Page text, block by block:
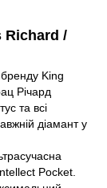
Richard /
King
Річард
та всі
діамант у
Pocket.